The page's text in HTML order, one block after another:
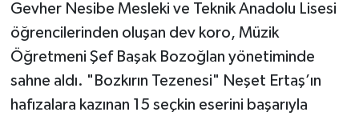
Gevher Nesibe Mesleki ve Teknik Anadolu Lisesi
öğrencilerinden oluşan dev koro, Müzik
Öğretmeni Şef Başak Bozoğlan yönetiminde
sahne aldı. "Bozkırın Tezenesi" Neşet Ertaş’ın
hafızalara kazınan 15 seçkin eserini başarıyla